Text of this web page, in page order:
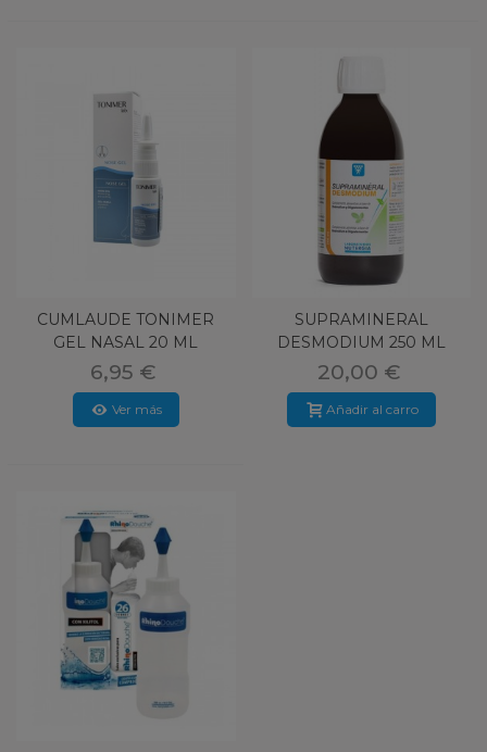
CUMLAUDE TONIMER
GEL NASAL 20 ML
6,95 €
Ver más
SUPRAMINERAL
DESMODIUM 250 ML
NUTERGIA
20,00 €
Añadir al carro